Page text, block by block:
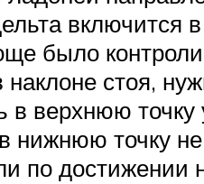
включится
было
стоя,
в верхнюю
нижнюю точку
по достижении